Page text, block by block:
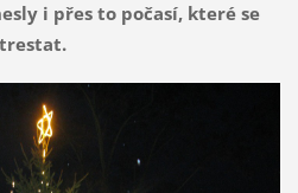
i přes to počasí, které se